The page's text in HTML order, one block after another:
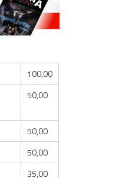
100,00
50,00
50,00
50,00
35,00